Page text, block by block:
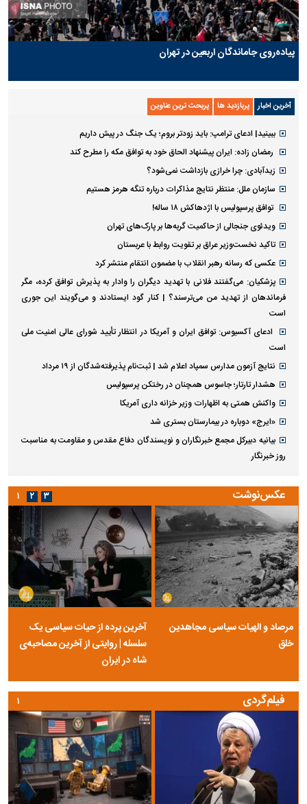
پیاده‌روی جاماندگان اربعین در تهران
آخرین اخبار پربازدید ها پربحث ترین عناوین
ببینید| ادعای ترامپ: باید زودتر بروم؛ یک جنگ در پیش داریم
رمضان زاده: ایران پیشنهاد الحاق خود به توافق مکه را مطرح کند
زیدآبادی: چرا خرازی بازداشت نمی‌شود؟
سازمان ملل: منتظر نتایج مذاکرات درباره تنگه هرمز هستیم
توافق پرسپولیس با اژدهاکش ۱۸ ساله!
ویدئوی جنجالی از حاکمیت گربه‌ها بر پارک‌های تهران
تاکید نخست‌وزیر عراق بر تقویت روابط با عربستان
عکسی که رسانه رهبر انقلاب با مضمون انتقام منتشر کرد
پزشکیان: می‌گفتند فلانی با تهدید دیگران را وادار به پذیرش توافق کرده، مگر
فرماندهان از تهدید من می‌ترسند؟ | کنار گود ایستادند و می‌گویند این جوری
است
ادعای آکسیوس: توافق ایران و آمریکا در انتظار تأیید شورای عالی امنیت ملی
است
نتایج آزمون مدارس سمپاد اعلام شد | ثبت‌نام پذیرفته‌شدگان از ۱۹ مرداد
هشدار تارتار؛ جاسوس همچنان در رختکن پرسپولیس
واکنش همتی به اظهارات وزیر خزانه داری آمریکا
«ایرج» دوباره در بیمارستان بستری شد
بیانیه دبیرکل مجمع خبرنگاران و نویسندگان دفاع مقدس و مقاومت به مناسبت
روز خبرنگار
عکس‌نوشت
مرصاد و الهیات سیاسی مجاهدین
خلق
آخرین پرده از حیات سیاسی یک
سلسله | روایتی از آخرین مصاحبه‌ی
شاه در ایران
۱ ۲ ۳
فیلم‌گردی ۱